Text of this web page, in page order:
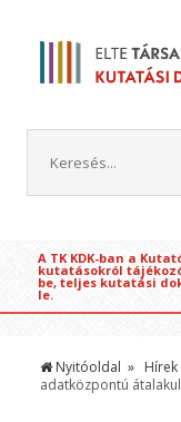
A TK KDK-ban a
kutatásokról
be, teljes kutatási
le.
Nyitóoldal Hírek
adatközpontú